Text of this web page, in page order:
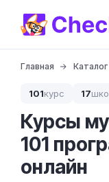
Главная
101курс 17
Курсы
101
онлайн